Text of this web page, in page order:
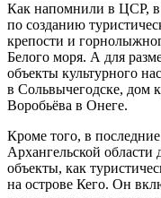
Как напомнили в ЦСР, в
по созданию
крепости и
Белого моря. А для
объекты культурного
в Сольвычегодске, дом
Воробьёва в Онеге.
Кроме того, в
Архангельской
объекты, как
на острове Кего. Он